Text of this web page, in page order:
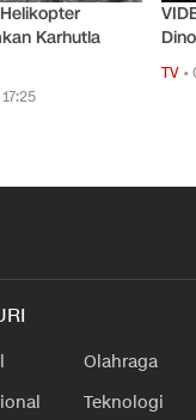
Karhutla
TV•
Olahraga
Teknologi